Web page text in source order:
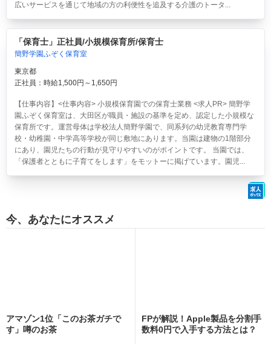
広いサービスを通じて地域の方の利便性を追及する介護のトータ...
「保育士」正社員/小規模保育所/保育士
簡野学園ふぞく保育室
東京都
正社員：時給1,500円～1,650円
【仕事内容】<仕事内容> 小規模保育園での保育士業務 <求人PR> 簡野学
園ふぞく保育室は、大田区が職員・施設の基準を定め、認定した小規模な
保育所です。運営母体は学校法人簡野学園で、同系列の幼児教育専門学
校・幼稚園・中学高等学校が同じ敷地にあります。当園は建物の1階部分
にあり、園児たちの行動が見守りやすいのがポイントです。 当園では、
「保護者とともに子育てをします」をモットーに掲げています。園児...
今、あなたにオススメ
アマゾン1位「このお茶ガチで
す」噂のお茶
FPが解説！Apple製品を分割手
数料0円で入手する方法とは？